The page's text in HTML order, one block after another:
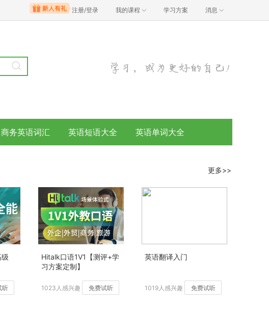
注册/登录 我的课程 学习方案 消息
商务英语词汇 英语短语大全 英语单词大全
更多>>
听
Hitalk口语1V1【测评+学
习方案定制】
1023人感兴趣 免费试听
英语翻译入门
1019人感兴趣 免费试听